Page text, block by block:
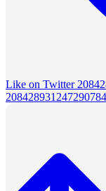
Like on Twitter